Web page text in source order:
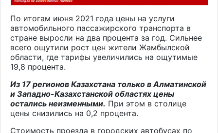
По итогам июня 2021 года цены на услуги
автомобильного пассажирского транспорта в
стране выросли на два процента за год. Сильнее
всего ощутили рост цен жители Жамбылской
области, где тарифы увеличились на ощутимые
19,8 процента.
Из 17 регионов Казахстана только в Алматинской
и Западно-Казахстанской областях цены
остались неизменными. При этом в столице
цены снизились на 0,2 процента.
Стоимость проезда в городских автобусах по